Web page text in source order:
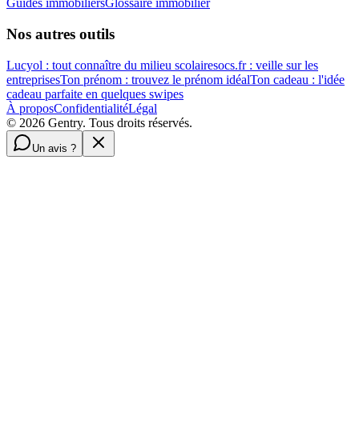
Guides immobiliersGlossaire immobilier
Nos autres outils
Lucyol : tout connaître du milieu scolairesocs.fr : veille sur les
entreprisesTon prénom : trouvez le prénom idéalTon cadeau : l'idée
cadeau parfaite en quelques swipes
À proposConfidentialitéLégal
© 2026 Gentry. Tous droits réservés.
Un avis ?